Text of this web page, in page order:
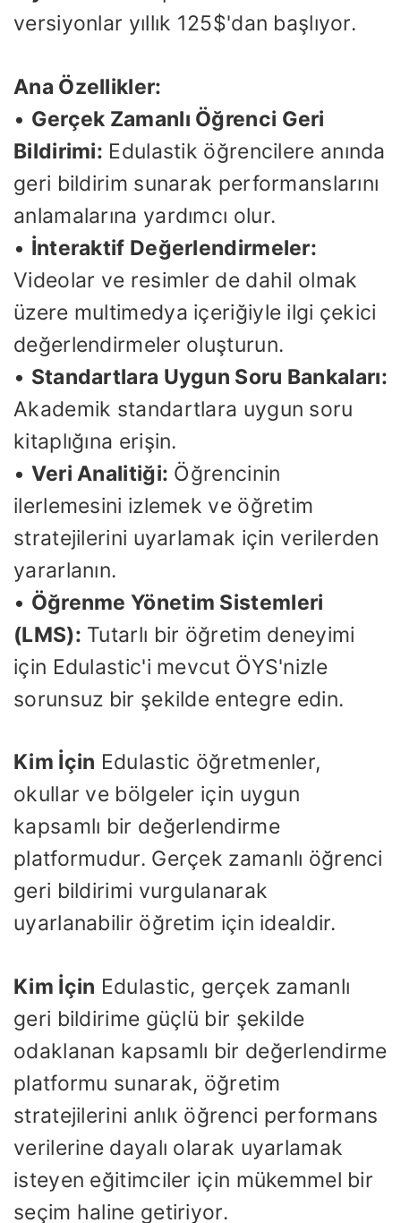
versiyonlar yıllık 125$'dan başlıyor.
Ana Özellikler:
• Gerçek Zamanlı Öğrenci Geri
Bildirimi: Edulastik öğrencilere anında
geri bildirim sunarak performanslarını
anlamalarına yardımcı olur.
• İnteraktif Değerlendirmeler:
Videolar ve resimler de dahil olmak
üzere multimedya içeriğiyle ilgi çekici
değerlendirmeler oluşturun.
• Standartlara Uygun Soru Bankaları:
Akademik standartlara uygun soru
kitaplığına erişin.
• Veri Analitiği: Öğrencinin
ilerlemesini izlemek ve öğretim
stratejilerini uyarlamak için verilerden
yararlanın.
• Öğrenme Yönetim Sistemleri
(LMS): Tutarlı bir öğretim deneyimi
için Edulastic'i mevcut ÖYS'nizle
sorunsuz bir şekilde entegre edin.
Kim İçin Edulastic öğretmenler,
okullar ve bölgeler için uygun
kapsamlı bir değerlendirme
platformudur. Gerçek zamanlı öğrenci
geri bildirimi vurgulanarak
uyarlanabilir öğretim için idealdir.
Kim İçin Edulastic, gerçek zamanlı
geri bildirime güçlü bir şekilde
odaklanan kapsamlı bir değerlendirme
platformu sunarak, öğretim
stratejilerini anlık öğrenci performans
verilerine dayalı olarak uyarlamak
isteyen eğitimciler için mükemmel bir
seçim haline getiriyor.